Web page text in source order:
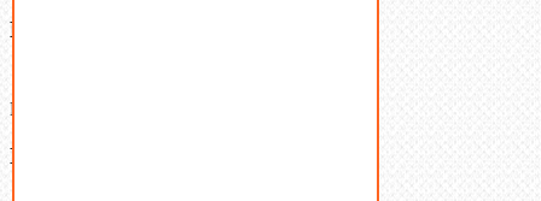
Ваша корзина
В корзине нет товаров.
Поиск